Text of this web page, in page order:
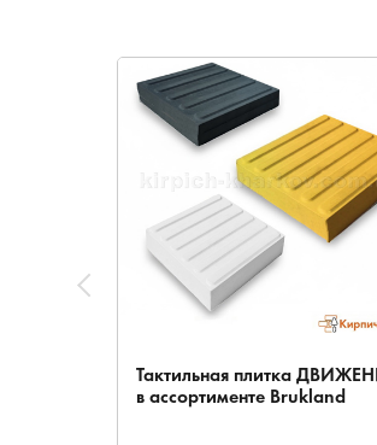
Тактильная плитка
в ассортименте Brukland